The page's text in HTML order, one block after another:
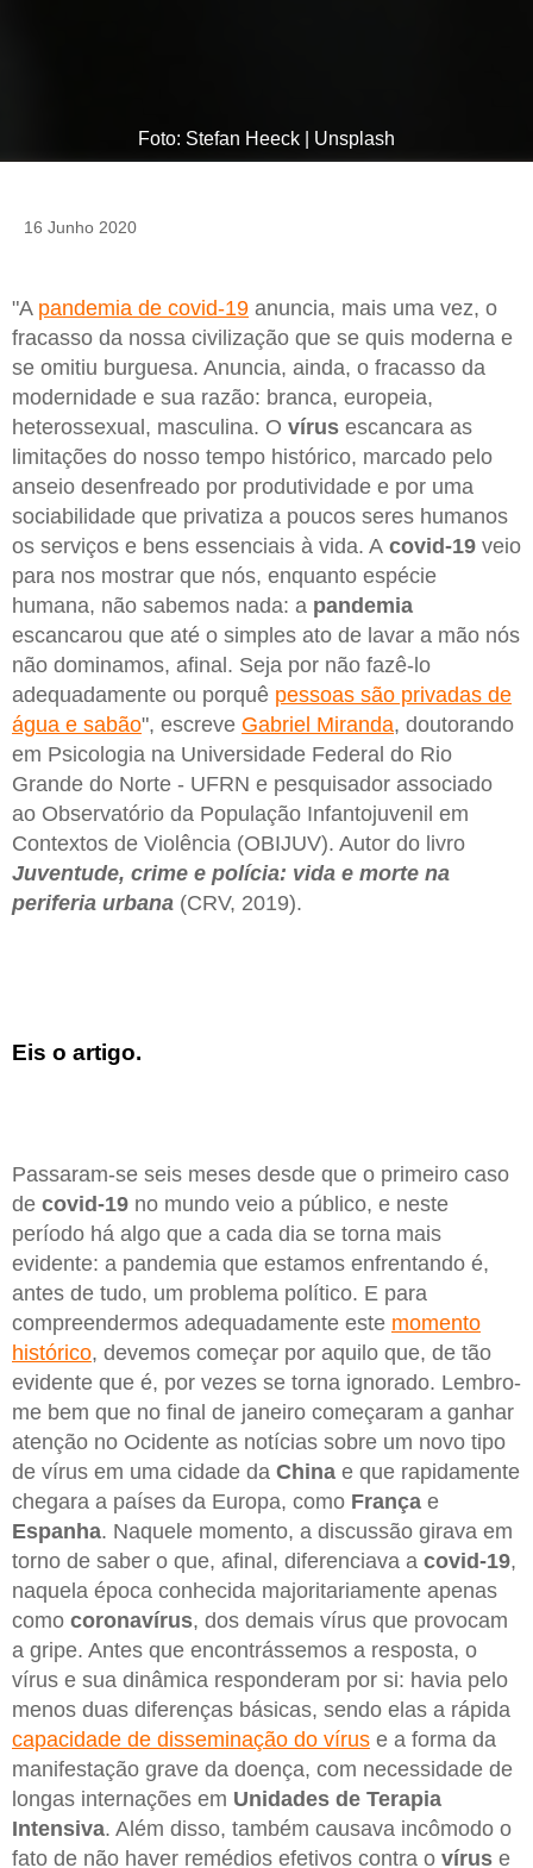
Foto: Stefan Heeck | Unsplash
16 Junho 2020
"A pandemia de covid-19 anuncia, mais uma vez, o
fracasso da nossa civilização que se quis moderna e
se omitiu burguesa. Anuncia, ainda, o fracasso da
modernidade e sua razão: branca, europeia,
heterossexual, masculina. O vírus escancara as
limitações do nosso tempo histórico, marcado pelo
anseio desenfreado por produtividade e por uma
sociabilidade que privatiza a poucos seres humanos
os serviços e bens essenciais à vida. A covid-19 veio
para nos mostrar que nós, enquanto espécie
humana, não sabemos nada: a pandemia
escancarou que até o simples ato de lavar a mão nós
não dominamos, afinal. Seja por não fazê-lo
adequadamente ou porquê pessoas são privadas de
água e sabão", escreve Gabriel Miranda, doutorando
em Psicologia na Universidade Federal do Rio
Grande do Norte - UFRN e pesquisador associado
ao Observatório da População Infantojuvenil em
Contextos de Violência (OBIJUV). Autor do livro
Juventude, crime e polícia: vida e morte na
periferia urbana (CRV, 2019).
Eis o artigo.
Passaram-se seis meses desde que o primeiro caso
de covid-19 no mundo veio a público, e neste
período há algo que a cada dia se torna mais
evidente: a pandemia que estamos enfrentando é,
antes de tudo, um problema político. E para
compreendermos adequadamente este momento
histórico, devemos começar por aquilo que, de tão
evidente que é, por vezes se torna ignorado. Lembro-
me bem que no final de janeiro começaram a ganhar
atenção no Ocidente as notícias sobre um novo tipo
de vírus em uma cidade da China e que rapidamente
chegara a países da Europa, como França e
Espanha. Naquele momento, a discussão girava em
torno de saber o que, afinal, diferenciava a covid-19,
naquela época conhecida majoritariamente apenas
como coronavírus, dos demais vírus que provocam
a gripe. Antes que encontrássemos a resposta, o
vírus e sua dinâmica responderam por si: havia pelo
menos duas diferenças básicas, sendo elas a rápida
capacidade de disseminação do vírus e a forma da
manifestação grave da doença, com necessidade de
longas internações em Unidades de Terapia
Intensiva. Além disso, também causava incômodo o
fato de não haver remédios efetivos contra o vírus e